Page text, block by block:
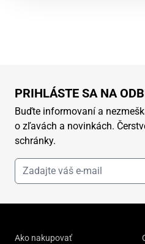
PRIHLÁSTE SA NA
Buďte informovaní a
o zľavách a novinkách.
schránky.
Ako nakupovať